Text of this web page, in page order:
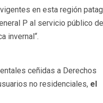
en esta región
P al servicio público
invernal“.
ceñidas a Derechos
no residenciales, el